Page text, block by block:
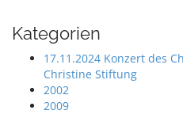
Kategorien
17.11.2024 Konzert des
Christine Stiftung
2002
2009